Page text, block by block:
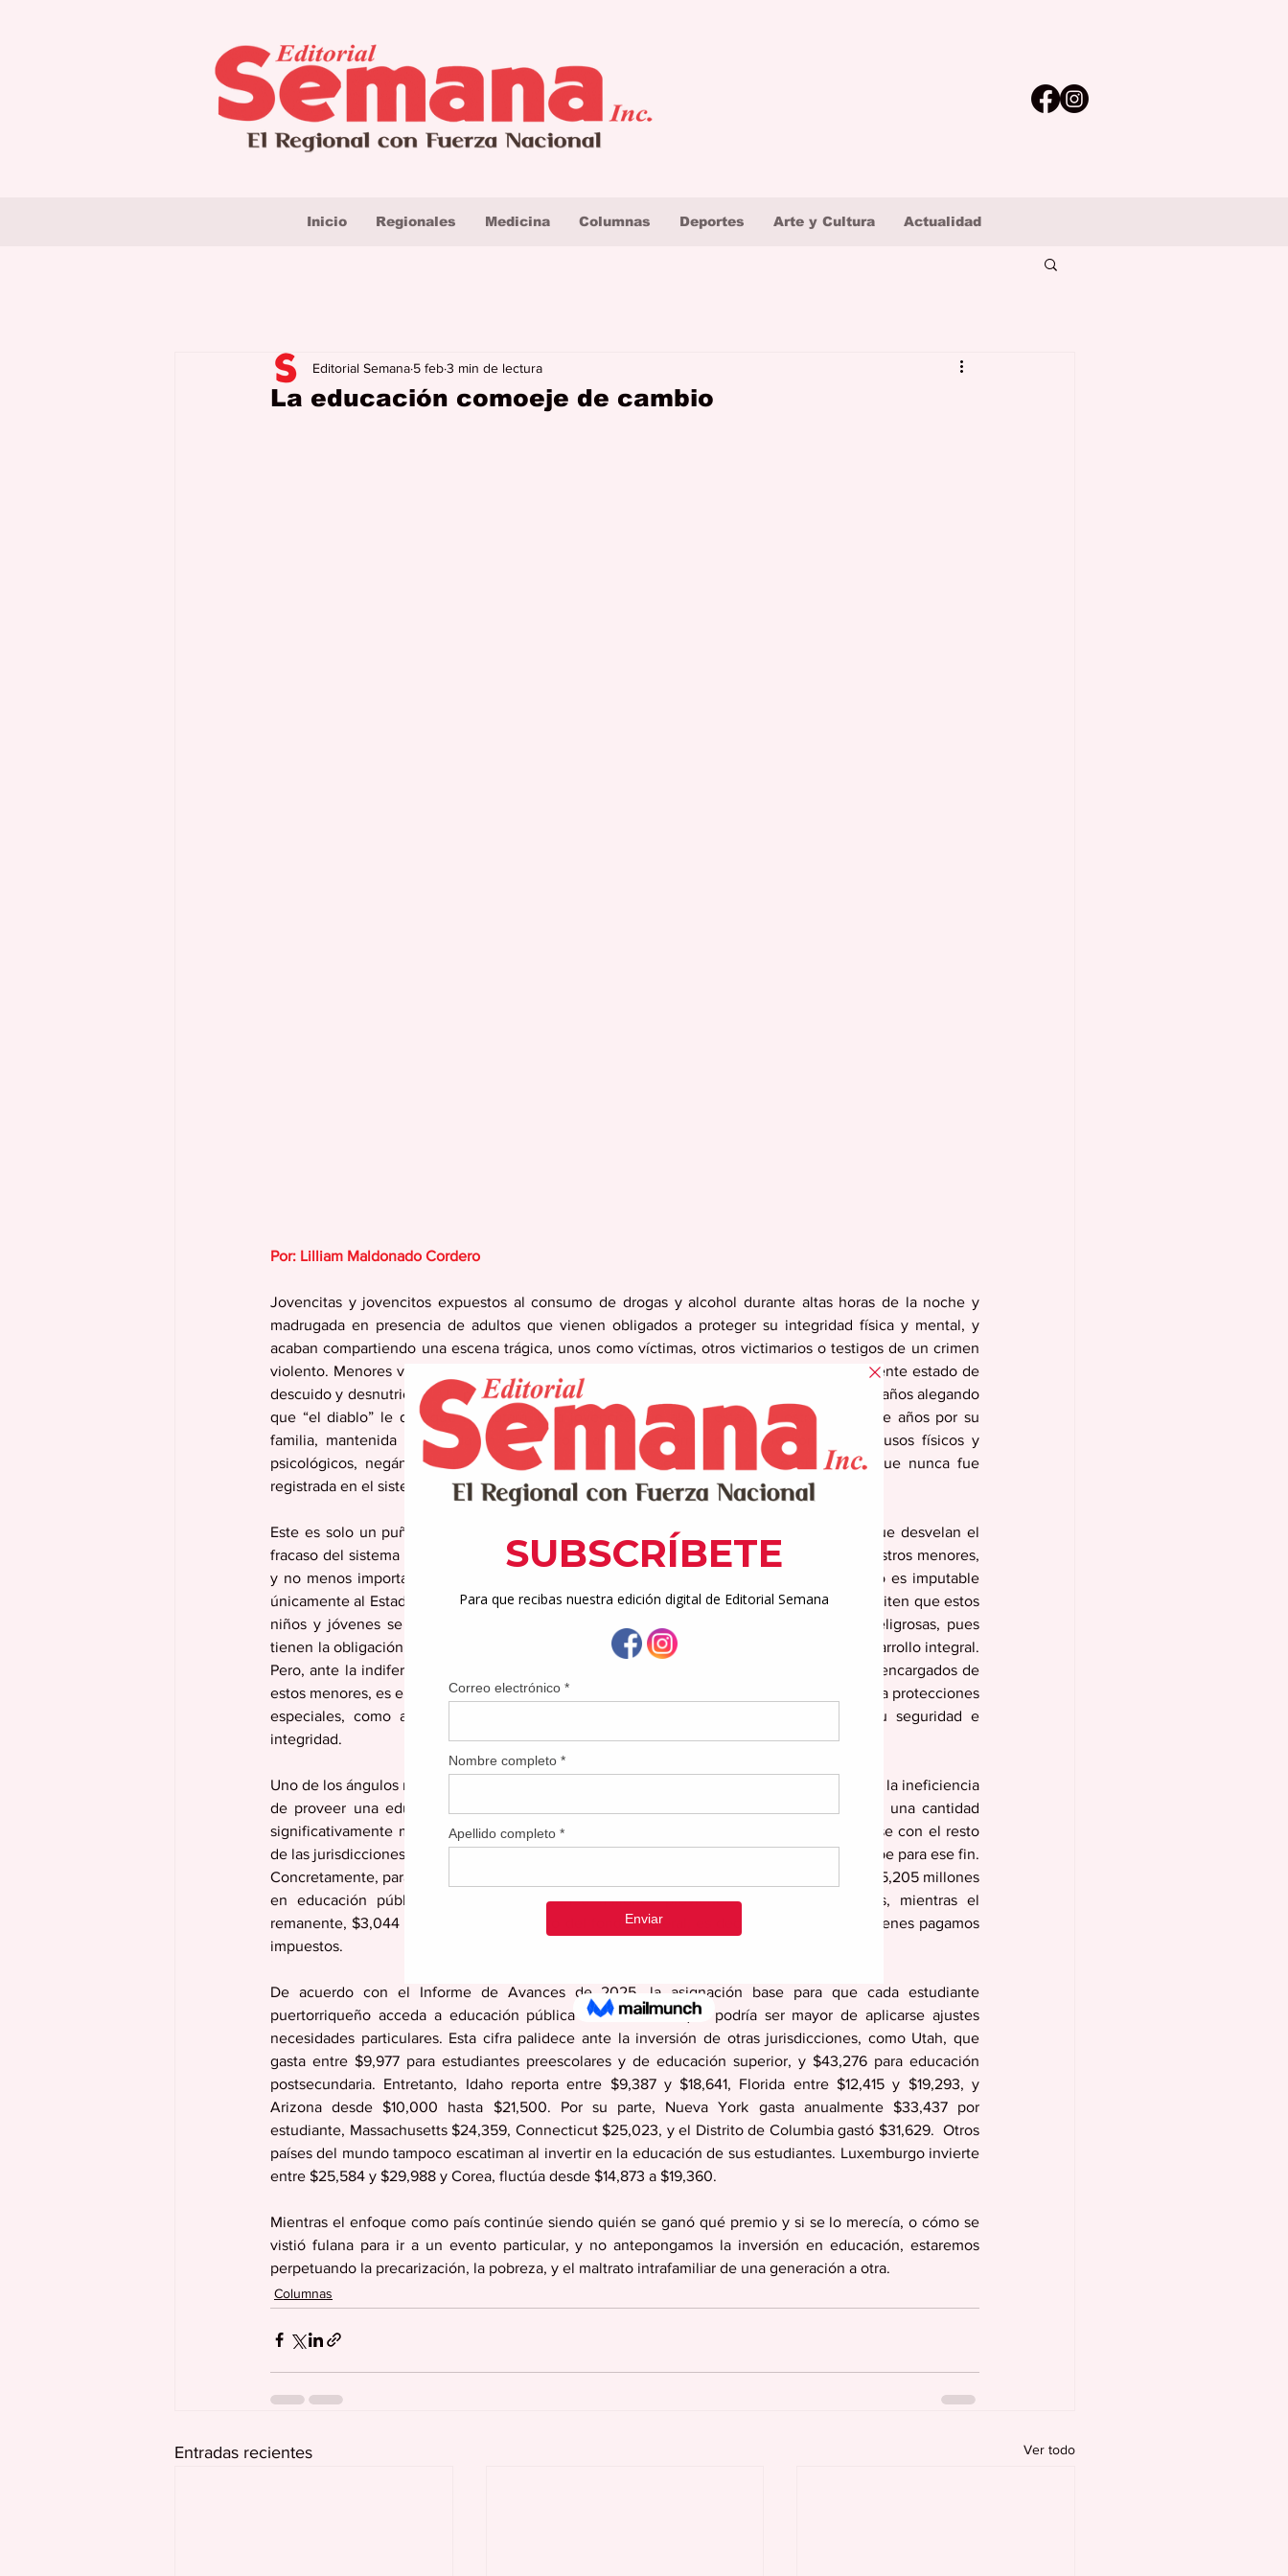
Inicio Regionales Medicina Columnas Deportes Arte y Cultura Actualidad
La educación comoeje de cambio
Editorial Semana 5 feb3 min de lectura
Por: Lilliam Maldonado Cordero
Jovencitas y jovencitos expuestos al consumo de drogas y alcohol durante altas horas de la noche y
madrugada en presencia de adultos que vienen obligados a proteger su integridad física y mental, y
acaban compartiendo una escena trágica, unos como víctimas, otros victimarios o testigos de un crimen
violento. Menores viviendo en condiciones precarias entre basura y excremento, en evidente estado de
descuido y desnutrición. Un padre endrogado que asesina a puñaladas a su hijito de cinco años alegando
que “el diablo” le dijo que lo matara. Una jovencita que alegó estar secuestrada durante años por su
familia, mantenida encerrada en un cuarto y a la que, afirmó ella, se le sometió a abusos físicos y
psicológicos, negándole alimentos, acceso al uso del servicio sanitario e higiene, y que nunca fue
registrada en el sistema de educación.
Este es solo un puñado de muchas instancias de las que nos enteramos por la prensa que desvelan el
fracaso del sistema para monitorear, investigar, conocer, dar seguimiento y proteger a nuestros menores,
y no menos importante, prevenir estas situaciones. Es razonable concluir que la culpa no es imputable
únicamente al Estado. Los primeros responsables son los familiares y encargados que permiten que estos
niños y jóvenes se expongan a condiciones de vida precarias, indignas, inseguras y peligrosas, pues
tienen la obligación de velar por su bienestar y cubrir sus necesidades básicas para su desarrollo integral.
Pero, ante la indiferencia y hasta las actuaciones negligentes y culposas de los padres y encargados de
estos menores, es el Estado el que tiene la obligación de establecer medidas conducentes a protecciones
especiales, como acceso a educación, salud, familia, justicia juvenil y, finalmente, su seguridad e
integridad.
Uno de los ángulos más críticos que inciden en perpetuar nuestros males sociales radica en la ineficiencia
de proveer una educación de calidad a nuestros niños y jóvenes. Puerto Rico invierte una cantidad
significativamente menor de fondos por cada estudiante del sistema público al compararse con el resto
de las jurisdicciones de los Estados Unidos, a pesar de ser la que más fondos federales recibe para ese fin.
Concretamente, para el año 2025-2026, el Departamento de Educación invertirá en total $5,205 millones
en educación pública, de los cuales $2,150 millones provienen de fondos federales, mientras el
remanente, $3,044 millones, son producto del fondo general, es decir, del bolsillo de quienes pagamos
impuestos.
De acuerdo con el Informe de Avances de 2025, la asignación base para que cada estudiante
puertorriqueño acceda a educación pública es $2,151, aunque podría ser mayor de aplicarse ajustes
necesidades particulares. Esta cifra palidece ante la inversión de otras jurisdicciones, como Utah, que
gasta entre $9,977 para estudiantes preescolares y de educación superior, y $43,276 para educación
postsecundaria. Entretanto, Idaho reporta entre $9,387 y $18,641, Florida entre $12,415 y $19,293, y
Arizona desde $10,000 hasta $21,500. Por su parte, Nueva York gasta anualmente $33,437 por
estudiante, Massachusetts $24,359, Connecticut $25,023, y el Distrito de Columbia gastó $31,629.  Otros
países del mundo tampoco escatiman al invertir en la educación de sus estudiantes. Luxemburgo invierte
entre $25,584 y $29,988 y Corea, fluctúa desde $14,873 a $19,360.
Mientras el enfoque como país continúe siendo quién se ganó qué premio y si se lo merecía, o cómo se
vistió fulana para ir a un evento particular, y no antepongamos la inversión en educación, estaremos
perpetuando la precarización, la pobreza, y el maltrato intrafamiliar de una generación a otra.
Columnas
Entradas recientes Ver todo